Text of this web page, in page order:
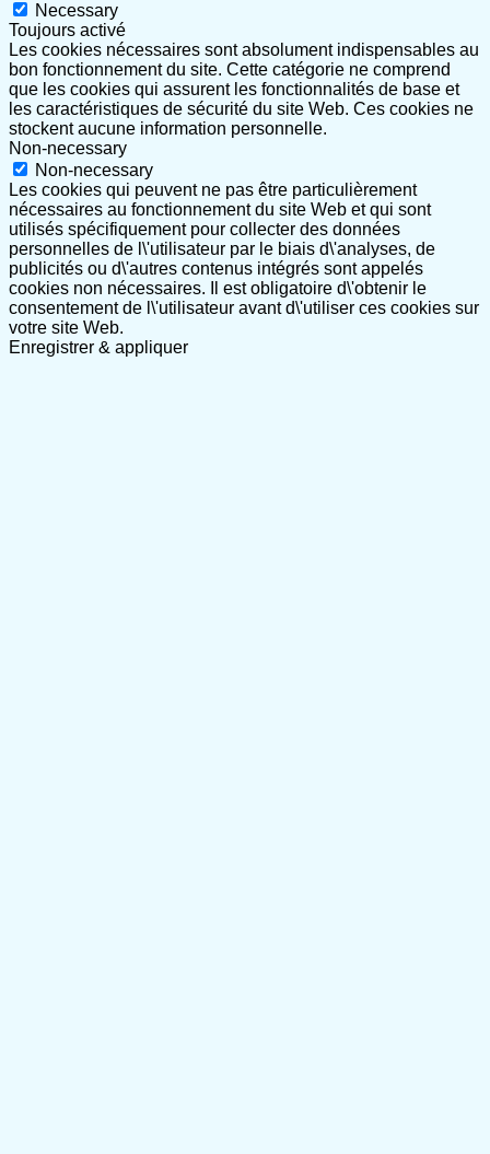
Necessary
Toujours activé
Les cookies nécessaires sont absolument indispensables au
bon fonctionnement du site. Cette catégorie ne comprend
que les cookies qui assurent les fonctionnalités de base et
les caractéristiques de sécurité du site Web. Ces cookies ne
stockent aucune information personnelle.
Non-necessary
Non-necessary
Les cookies qui peuvent ne pas être particulièrement
nécessaires au fonctionnement du site Web et qui sont
utilisés spécifiquement pour collecter des données
personnelles de l\'utilisateur par le biais d\'analyses, de
publicités ou d\'autres contenus intégrés sont appelés
cookies non nécessaires. Il est obligatoire d\'obtenir le
consentement de l\'utilisateur avant d\'utiliser ces cookies sur
votre site Web.
Enregistrer & appliquer